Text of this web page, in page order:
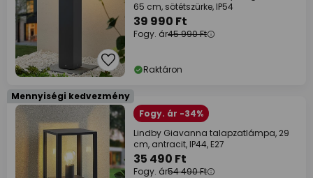
65 cm, sötétszürke, IP54
39 990 Ft
Fogy. ár45 990 Ft
Raktáron
Mennyiségi kedvezmény
Fogy. ár -34%
Lindby Giavanna talapzatlámpa, 29
cm, antracit, IP44, E27
35 490 Ft
Fogy. ár54 490 Ft